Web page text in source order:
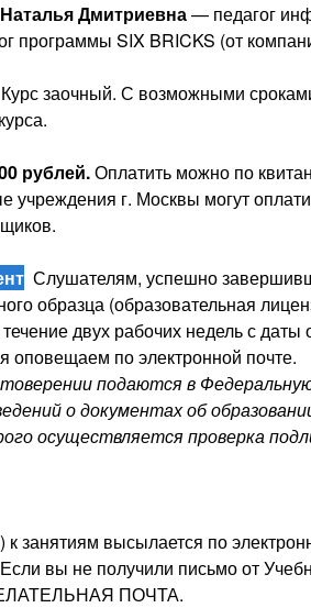
Дмитриевна— педагог
программы SIX BRICKS (от
заочный. С возможными
рублей.Оплатить можно по
учреждения г. Москвы могут
Слушателям, успешно
образца (образовательная
двух рабочих недель с
оповещаем по электронной почте.
подаются в
о документах об
осуществляется проверка
к занятиям высылается по
вы не получили письмо от
ПОЧТА.